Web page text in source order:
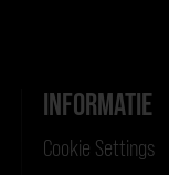
INFORMATIE
Cookie Settings